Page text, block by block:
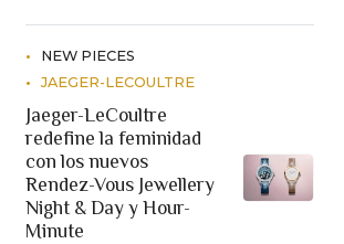
NEW PIECES
JAEGER-LECOULTRE
Jaeger-LeCoultre
redefine la feminidad
con los nuevos
Rendez-Vous Jewellery
Night & Day y Hour-
Minute